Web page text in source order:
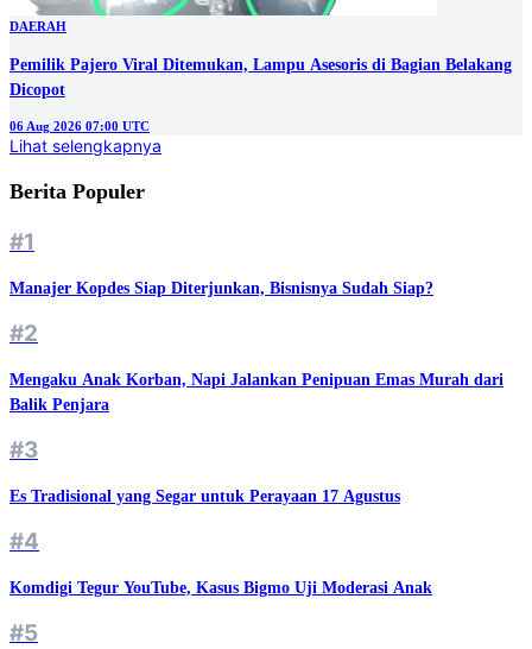
DAERAH
Pemilik Pajero Viral Ditemukan, Lampu Asesoris di Bagian Belakang
Dicopot
06 Aug 2026 07:00 UTC
Lihat selengkapnya
Berita Populer
#1
Manajer Kopdes Siap Diterjunkan, Bisnisnya Sudah Siap?
#2
Mengaku Anak Korban, Napi Jalankan Penipuan Emas Murah dari
Balik Penjara
#3
Es Tradisional yang Segar untuk Perayaan 17 Agustus
#4
Komdigi Tegur YouTube, Kasus Bigmo Uji Moderasi Anak
#5